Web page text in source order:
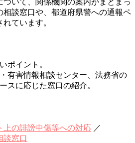
相談窓口や、都道府県警への通報ペ
ています。
ポイント。
有害情報相談センター、法務省の
スに応じた窓口の紹介。
上の誹謗中傷等への対応 ／
談窓口